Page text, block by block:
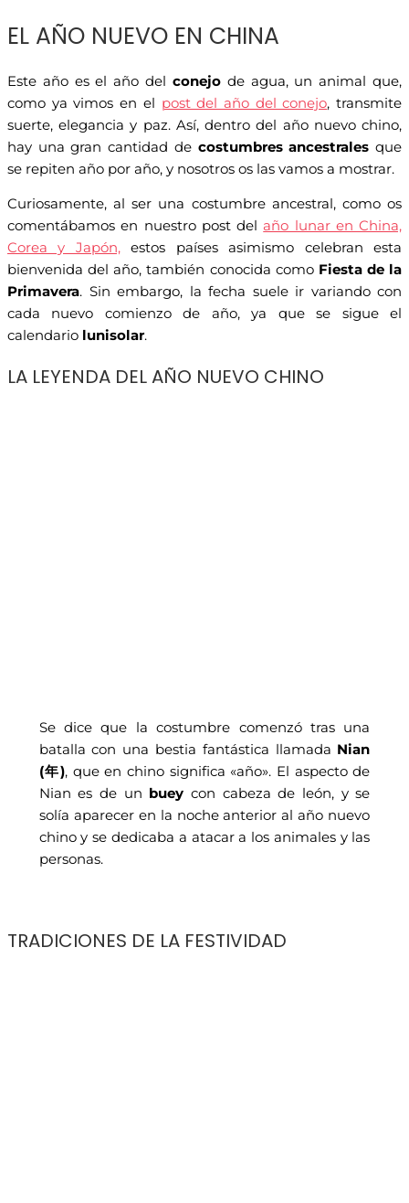
EL AÑO NUEVO EN CHINA
Este año es el año del conejode agua, un animal que,
como ya vimos en el post del año del conejo, transmite
suerte, elegancia y paz. Así, dentro del año nuevo chino,
hay una gran cantidad decostumbres ancestrales que
se repiten año por año, y nosotros os las vamos a mostrar.
Curiosamente, al ser una costumbre ancestral, como os
comentábamos en nuestro post delaño lunar en China,
Corea y Japón,estos países asimismo celebran esta
bienvenida del año, también conocida como Fiesta de la
Primavera. Sin embargo, la fecha suele ir variando con
cada nuevo comienzo de año, ya que se sigue el
calendario lunisolar.
LA LEYENDA DEL AÑO NUEVO CHINO
Se dice que la costumbre comenzó tras una
batalla con una bestia fantástica llamada Nian
(年), que en chino significa «año». El aspecto de
Nian es de un buey con cabeza de león, y se
solía aparecer en la noche anterior al año nuevo
chino y se dedicaba a atacar a los animales y las
personas.
TRADICIONES DE LA FESTIVIDAD